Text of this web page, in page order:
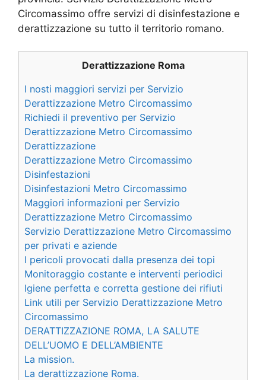
Circomassimo offre servizi di disinfestazione e
derattizzazione su tutto il territorio romano.
Derattizzazione Roma
I nosti maggiori servizi per Servizio
Derattizzazione Metro Circomassimo
Richiedi il preventivo per Servizio
Derattizzazione Metro Circomassimo
Derattizzazione
Derattizzazione Metro Circomassimo
Disinfestazioni
Disinfestazioni Metro Circomassimo
Maggiori informazioni per Servizio
Derattizzazione Metro Circomassimo
Servizio Derattizzazione Metro Circomassimo
per privati e aziende
I pericoli provocati dalla presenza dei topi
Monitoraggio costante e interventi periodici
Igiene perfetta e corretta gestione dei rifiuti
Link utili per Servizio Derattizzazione Metro
Circomassimo
DERATTIZZAZIONE ROMA, LA SALUTE
DELL’UOMO E DELL’AMBIENTE
La mission.
La derattizzazione Roma.